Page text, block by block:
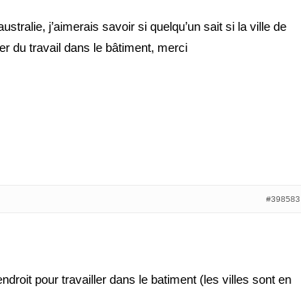
j’aimerais savoir si quelqu’un sait si la ville de
du travail dans le bâtiment, merci
#398583
pour travailler dans le batiment (les villes sont en